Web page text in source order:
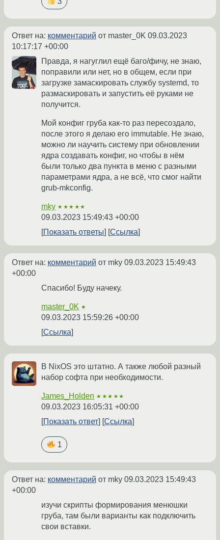
Ответ на: комментарий от master_0K 09.03.2023
10:17:17 +00:00
Правда, я нагуглил ещё баго/фичу, не знаю,
поправили или нет, но в общем, если при
загрузке замаскировать службу systemd, то
размаскировать и запустить её руками не
получится.
Мой конфиг груба как-то раз пересоздало,
после этого я делаю его immutable. Не знаю,
можно ли научить систему при обновлении
ядра создавать конфиг, но чтобы в нём
были только два пункта в меню с разными
параметрами ядра, а не всё, что смог найти
grub-mkconfig.
mky ★★★★★
09.03.2023 15:49:43 +00:00
Показать ответы
Ссылка
Ответ на: комментарий от mky 09.03.2023 15:49:43
+00:00
Спасибо! Буду начеку.
master_0K ★
09.03.2023 15:59:26 +00:00
Ссылка
В NixOS это штатно. А также любой разный
набор софта при необходимости.
James_Holden ★★★★★
09.03.2023 16:05:31 +00:00
Показать ответ
Ссылка
1
Ответ на: комментарий от mky 09.03.2023 15:49:43
+00:00
изучи скрипты формирования менюшки
груба, там были варианты как подключить
свои вставки.